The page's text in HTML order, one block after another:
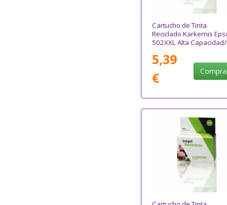
Cartucho de Tinta
Reciclado Karkemis
502XXL Alta Capacidad/
5,39
€